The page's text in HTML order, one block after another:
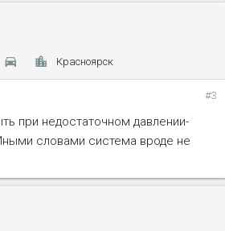
Красноярск
#3
при недостаточном давлении-
словами система вроде не